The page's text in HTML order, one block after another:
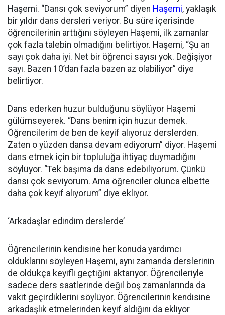
Haşemi. “Dansı çok seviyorum” diyen Haşemi, yaklaşık
bir yıldır dans dersleri veriyor. Bu süre içerisinde
öğrencilerinin arttığını söyleyen Haşemi, ilk zamanlar
çok fazla talebin olmadığını belirtiyor. Haşemi, “Şu an
sayı çok daha iyi. Net bir öğrenci sayısı yok. Değişiyor
sayı. Bazen 10’dan fazla bazen az olabiliyor” diye
belirtiyor.
Dans ederken huzur bulduğunu söylüyor Haşemi
gülümseyerek. “Dans benim için huzur demek.
Öğrencilerim de ben de keyif alıyoruz derslerden.
Zaten o yüzden dansa devam ediyorum” diyor. Haşemi
dans etmek için bir topluluğa ihtiyaç duymadığını
söylüyor. “Tek başıma da dans edebiliyorum. Çünkü
dansı çok seviyorum. Ama öğrenciler olunca elbette
daha çok keyif alıyorum” diye ekliyor.
‘Arkadaşlar edindim derslerde’
Öğrencilerinin kendisine her konuda yardımcı
olduklarını söyleyen Haşemi, aynı zamanda derslerinin
de oldukça keyifli geçtiğini aktarıyor. Öğrencileriyle
sadece ders saatlerinde değil boş zamanlarında da
vakit geçirdiklerini söylüyor. Öğrencilerinin kendisine
arkadaşlık etmelerinden keyif aldığını da ekliyor